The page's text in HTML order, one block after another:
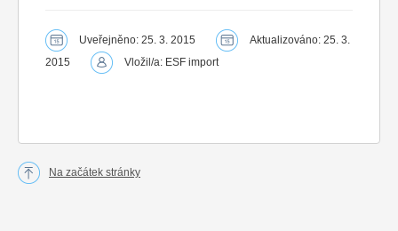
Uveřejněno: 25. 3. 2015
Aktualizováno: 25. 3.
2015
Vložil/a: ESF import
Na začátek stránky